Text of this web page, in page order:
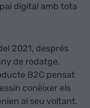
digital amb tota
2021, després
de rodatge.
B2C pensat
conèixer els
al seu voltant.